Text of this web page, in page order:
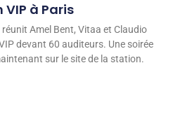
VIP à Paris
Amel Bent, Vitaa et Claudio
devant 60 auditeurs. Une soirée
sur le site de la station.